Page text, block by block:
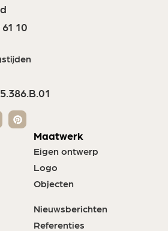
10
Maatwerk
Eigen ontwerp
Logo
Objecten
Nieuwsberichten
Referenties